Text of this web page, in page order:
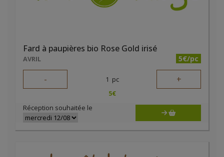
Fard à paupières bio Rose Gold irisé
AVRIL 5€/pc
- 1 pc +
5€
Réception souhaitée le